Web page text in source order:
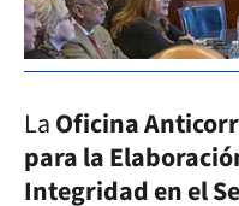
LaOficina
para la
Integridad en el